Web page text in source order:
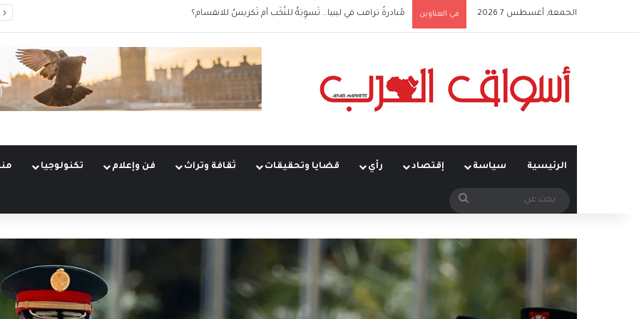
الجمعة, أغسطس 7 2026 في العناوين مُبادرةُ ترامب في ليبيا… تَسوِيَةٌ للنُخَب أم تَكريسٌ للانقسام؟
الرئيسية سياسة إقتصاد رأي قضايا وتحقيقات ثقافة وتراث فن وإعلام تكنولوجيا
بحث